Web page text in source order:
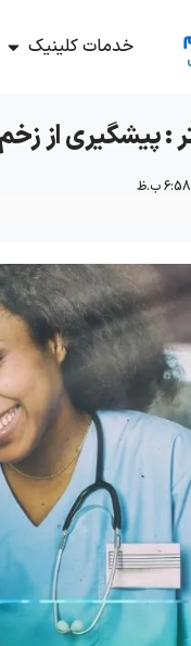
خدمات کلینیک
: پیشگیری از
6:58 ب.ظ